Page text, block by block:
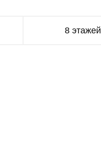
8 этажей